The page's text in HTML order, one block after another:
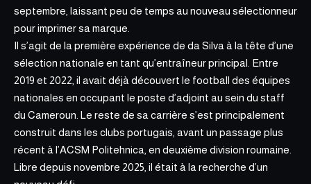
septembre, laissant peu de temps au nouveau sélectionneur
pour imprimer sa marque.
Il s’agit de la première expérience de da Silva à la tête d’une
sélection nationale en tant qu’entraîneur principal. Entre
2019 et 2022, il avait déjà découvert le football des équipes
nationales en occupant le poste d’adjoint au sein du staff
du Cameroun. Le reste de sa carrière s’est principalement
construit dans les clubs portugais, avant un passage plus
récent à l’ACSM Politehnica, en deuxième division roumaine.
Libre depuis novembre 2025, il était à la recherche d’un